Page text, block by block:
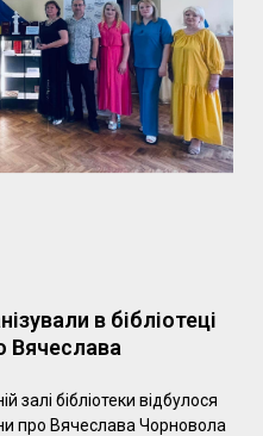
в бібліотеці
Вячеслава
залі бібліотеки відбулося
про Вячеслава Чорновола